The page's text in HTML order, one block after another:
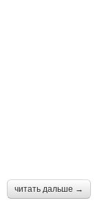
читать дальше →